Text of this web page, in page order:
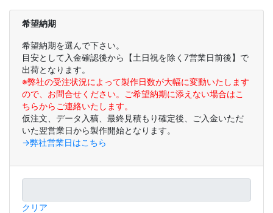
希望納期
希望納期を選んで下さい。
目安として入金確認後から【土日祝を除く7営業日前後】で
出荷となります。
※弊社の受注状況によって製作日数が大幅に変動いたします
ので、お問合せください。ご希望納期に添えない場合はこ
ちらからご連絡いたします。
仮注文、データ入稿、最終見積もり確定後、ご入金いただ
いた翌営業日から製作開始となります。
→弊社営業日はこちら
クリア